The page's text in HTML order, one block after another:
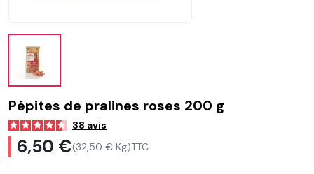
Pépites de pralines roses 200 g
38 avis
6,50 €(32,50 € Kg)TTC